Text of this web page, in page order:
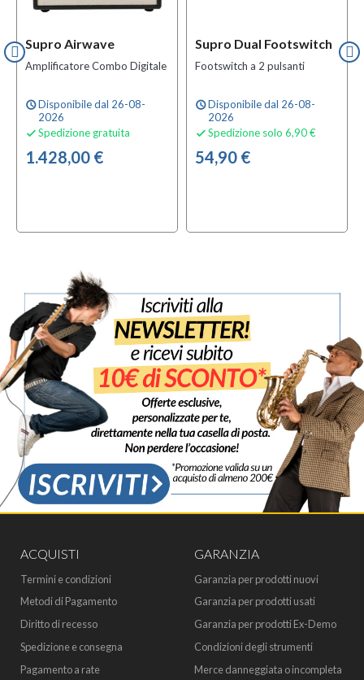
Nel 2020, Supro è entrata in una nuova era quando Bond Audio,
l'azienda.
Questa fusione di forze di ricerca e design unita alla
in una nuova era.
Supro Airwave
Amplificatore Combo Digitale
scheduleDisponibile dal 26-08-
2026
 Spedizione gratuita
1.428,00 €
Supro Dual Footswitch
Footswitch a 2 pulsanti
scheduleDisponibile dal 26-08-
2026
 Spedizione solo 6,90 €
54,90 €
ACQUISTI
Termini e condizioni
Metodi di Pagamento
Diritto di recesso
Spedizione e consegna
Pagamento a rate
GARANZIA
Garanzia per prodotti nuovi
Garanzia per prodotti usati
Garanzia per prodotti Ex-Demo
Condizioni degli strumenti
Merce danneggiata o incompleta